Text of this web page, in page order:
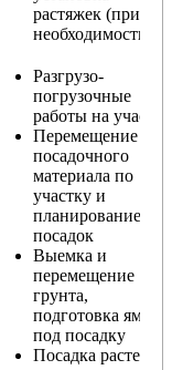
растяжек (при
необходимости)
Разгрузо-
погрузочные
работы на участке
Перемещение
посадочного
материала по
участку и
планирование
посадок
Выемка и
перемещение
грунта,
подготовка ямы
под посадку
Посадка растений